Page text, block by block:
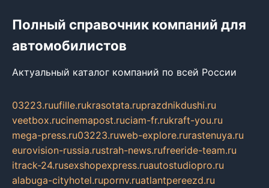
Полный справочник компаний для
автомобилистов
Актуальный каталог компаний по всей России
03223.ruufille.rukrasotata.ruprazdnikdushi.ru
veetbox.rucinemapost.ruciam-fr.rukraft-you.ru
mega-press.ru03223.ruweb-explore.rurastenuya.ru
eurovision-russia.rustrah-news.rufreeride-team.ru
itrack-24.rusexshopexpress.ruautostudiopro.ru
alabuga-cityhotel.rupornv.ruatlantpereezd.ru